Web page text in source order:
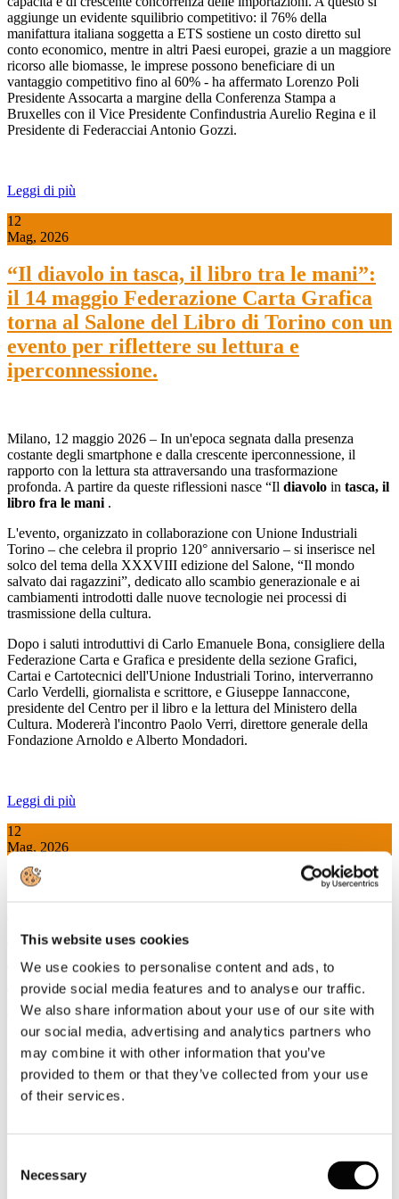
This website uses cookies
We use cookies to personalise content and ads, to
provide social media features and to analyse our traffic.
We also share information about your use of our site with
our social media, advertising and analytics partners who
may combine it with other information that you’ve
provided to them or that they’ve collected from your use
of their services.
Selection
Necessary
aggiunge un evidente squilibrio competitivo: il 76% della
manifattura italiana soggetta a ETS sostiene un costo diretto sul
conto economico, mentre in altri Paesi europei, grazie a un maggiore
ricorso alle biomasse, le imprese possono beneficiare di un
vantaggio competitivo fino al 60% - ha affermato Lorenzo Poli
Presidente Assocarta a margine della Conferenza Stampa a
Bruxelles con il Vice Presidente Confindustria Aurelio Regina e il
Presidente di Federacciai Antonio Gozzi.
Leggi di più
12
Mag, 2026
“Il diavolo in tasca, il libro tra le mani”:
il 14 maggio Federazione Carta Grafica
torna al Salone del Libro di Torino con un
evento per riflettere su lettura e
iperconnessione.
Milano, 12 maggio 2026 – In un'epoca segnata dalla presenza
costante degli smartphone e dalla crescente iperconnessione, il
rapporto con la lettura sta attraversando una trasformazione
profonda. A partire da queste riflessioni nasce “Il diavolo in tasca, il
libro fra le mani .
L'evento, organizzato in collaborazione con Unione Industriali
Torino – che celebra il proprio 120° anniversario – si inserisce nel
solco del tema della XXXVIII edizione del Salone, “Il mondo
salvato dai ragazzini”, dedicato allo scambio generazionale e ai
cambiamenti introdotti dalle nuove tecnologie nei processi di
trasmissione della cultura.
Dopo i saluti introduttivi di Carlo Emanuele Bona, consigliere della
Federazione Carta e Grafica e presidente della sezione Grafici,
Cartai e Cartotecnici dell'Unione Industriali Torino, interverranno
Carlo Verdelli, giornalista e scrittore, e Giuseppe Iannaccone,
presidente del Centro per il libro e la lettura del Ministero della
Cultura. Modererà l'incontro Paolo Verri, direttore generale della
Fondazione Arnoldo e Alberto Mondadori.
Leggi di più
12
Mag, 2026
Il 14 e il 15 maggio, a Genova, il 57°
organizzato da Aticelca: intelligenza
artificiale ma non solo, focus efficienza
energetica, innovazione, riciclo degli
imballaggi di carta.
Il 14 e 15 maggio 2026 presso i Magazzini del Cotone del Porto
Antico di Genova si terrà il
Cartariaorganizzato da Aticelca - Associazione Tecnica Italiana
Particolare attenzione sarà dedicata al tema dell'intelligenza con la